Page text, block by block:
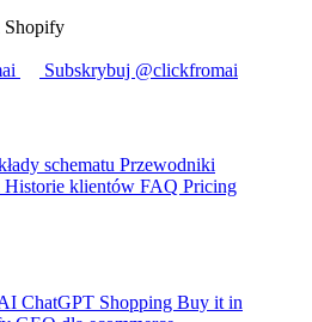
Shopify
Subskrybuj @clickfromai
schematu Przewodniki
Historie klientów FAQ Pricing
ChatGPT Shopping Buy it in